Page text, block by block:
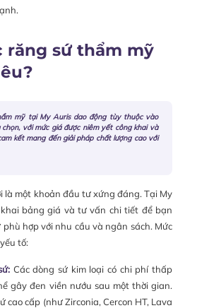
răng sứ thẩm mỹ
mỹ tại My Auris dao động tùy thuộc vào
với mức giá được niêm yết công khai và
kết mang đến giải pháp chất lượng cao với
là một khoản đầu tư xứng đáng. Tại My
bảng giá và tư vấn chi tiết để bạn
phù hợp với nhu cầu và ngân sách. Mức
tố:
Các dòng sứ kim loại có chi phí thấp
gây đen viền nướu sau một thời gian.
cao cấp (như Zirconia, Cercon HT, Lava